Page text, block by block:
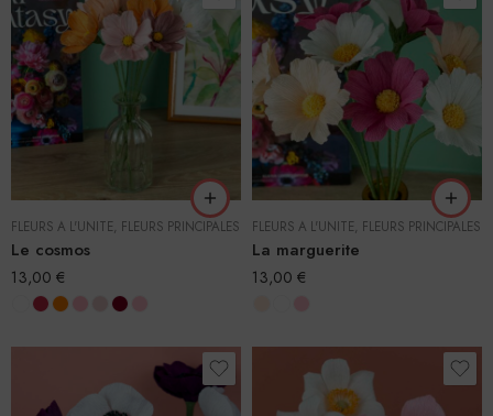
FLEURS À L'UNITÉ FLEURS PRINCIPALES
Le cosmos
13,00 €
FLEURS À L'UNITÉ FLEURS PRINCIPALES
La marguerite
13,00 €